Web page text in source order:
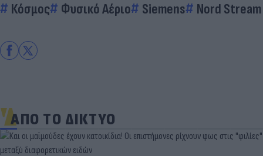
Κόσμος Φυσικό Αέριο Siemens Nord Stream
ΑΠΟ ΤΟ ΔΙΚΤΥΟ